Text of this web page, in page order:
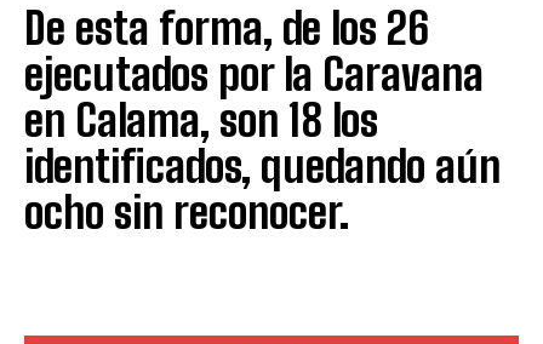
De esta forma, de los 26
ejecutados por la Caravana
en Calama, son 18 los
identificados, quedando aún
ocho sin reconocer.